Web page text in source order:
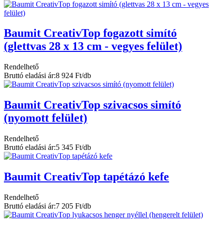
Baumit CreativTop fogazott simító
(glettvas 28 x 13 cm - vegyes felület)
Rendelhető
Bruttó eladási ár:8 924 Ft/db
Baumit CreativTop szivacsos simító
(nyomott felület)
Rendelhető
Bruttó eladási ár:5 345 Ft/db
Baumit CreativTop tapétázó kefe
Rendelhető
Bruttó eladási ár:7 205 Ft/db